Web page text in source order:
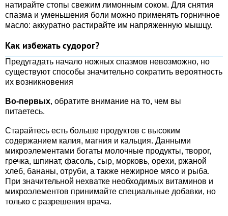
натирайте стопы свежим лимонным соком. Для снятия
спазма и уменьшения боли можно применять горничное
масло: аккуратно растирайте им напряженную мышцу.
Как избежать судорог?
Предугадать начало ножных спазмов невозможно, но
существуют способы значительно сократить вероятность
их возникновения
Во-первых, обратите внимание на то, чем вы
питаетесь.
Старайтесь есть больше продуктов с высоким
содержанием калия, магния и кальция. Данными
микроэлементами богаты молочные продукты, творог,
гречка, шпинат, фасоль, сыр, морковь, орехи, ржаной
хлеб, бананы, отруби, а также нежирное мясо и рыба.
При значительной нехватке необходимых витаминов и
микроэлементов принимайте специальные добавки, но
только с разрешения врача.